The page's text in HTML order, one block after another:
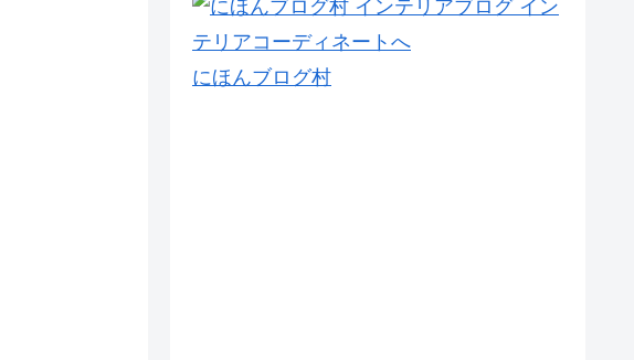
にほんブログ村